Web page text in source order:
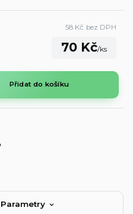
70 Kč/ks
58 Kč bez DPH
Přidat do košíku
Parametry